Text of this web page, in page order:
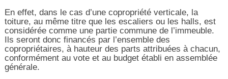
En effet, dans le cas d’une copropriété verticale, la
toiture, au même titre que les escaliers ou les halls, est
considérée comme une partie commune de l’immeuble.
Ils seront donc financés par l’ensemble des
copropriétaires, à hauteur des parts attribuées à chacun,
conformément au vote et au budget établi en assemblée
générale.